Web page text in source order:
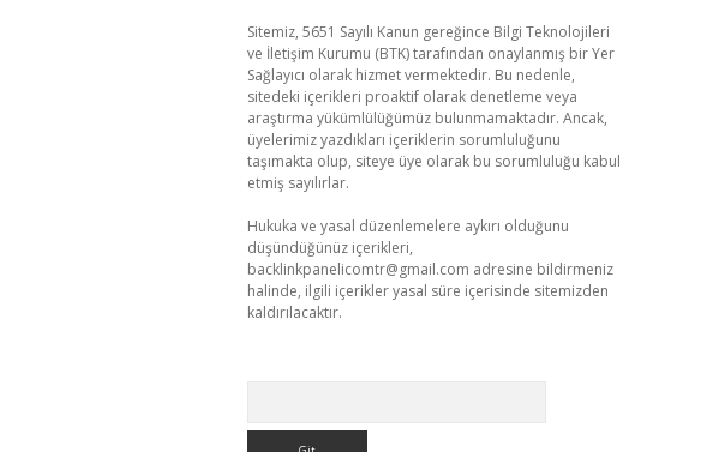
Sitemiz, 5651 Sayılı Kanun gereğince Bilgi Teknolojileri
ve İletişim Kurumu (BTK) tarafından onaylanmış bir Yer
Sağlayıcı olarak hizmet vermektedir. Bu nedenle,
sitedeki içerikleri proaktif olarak denetleme veya
araştırma yükümlülüğümüz bulunmamaktadır. Ancak,
üyelerimiz yazdıkları içeriklerin sorumluluğunu
taşımakta olup, siteye üye olarak bu sorumluluğu kabul
etmiş sayılırlar.
Hukuka ve yasal düzenlemelere aykırı olduğunu
düşündüğünüz içerikleri,
backlinkpanelicomtr@gmail.com adresine bildirmeniz
halinde, ilgili içerikler yasal süre içerisinde sitemizden
kaldırılacaktır.